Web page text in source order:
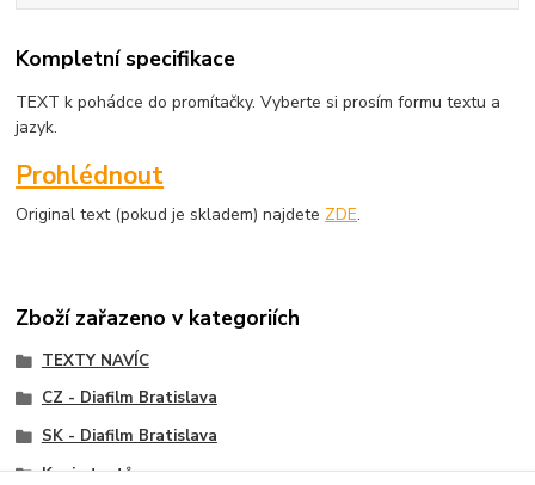
Kompletní specifikace
TEXT k pohádce do promítačky. Vyberte si prosím formu textu a
jazyk.
Prohlédnout
Original text (pokud je skladem) najdete ZDE.
Zboží zařazeno v kategoriích
TEXTY NAVÍC
CZ - Diafilm Bratislava
SK - Diafilm Bratislava
Kopie textů